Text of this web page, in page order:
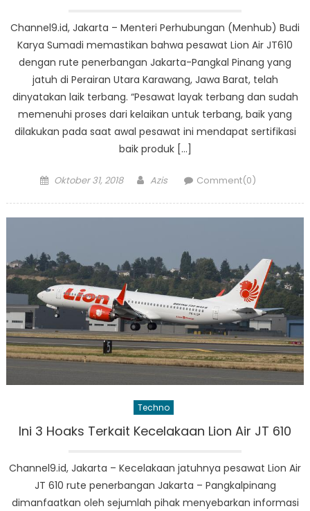
Channel9.id, Jakarta – Menteri Perhubungan (Menhub) Budi
Karya Sumadi memastikan bahwa pesawat Lion Air JT610
dengan rute penerbangan Jakarta-Pangkal Pinang yang
jatuh di Perairan Utara Karawang, Jawa Barat, telah
dinyatakan laik terbang. “Pesawat layak terbang dan sudah
memenuhi proses dari kelaikan untuk terbang, baik yang
dilakukan pada saat awal pesawat ini mendapat sertifikasi
baik produk […]
Posted
Oktober 31, 2018 Author
Azis Comment(0)
Techno
Ini 3 Hoaks Terkait Kecelakaan Lion Air JT 610
Channel9.id, Jakarta – Kecelakaan jatuhnya pesawat Lion Air
JT 610 rute penerbangan Jakarta – Pangkalpinang
dimanfaatkan oleh sejumlah pihak menyebarkan informasi